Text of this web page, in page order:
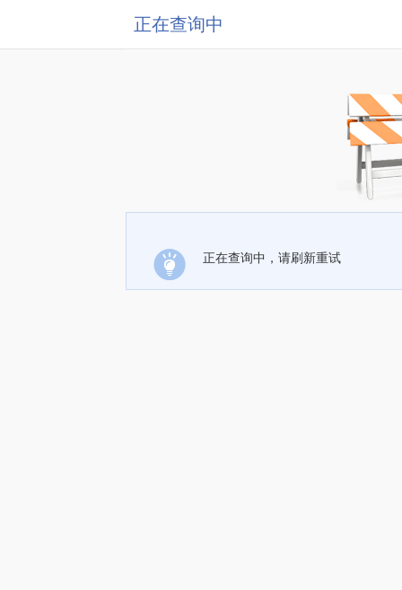
正在查询中
正在查询中，请刷新重试